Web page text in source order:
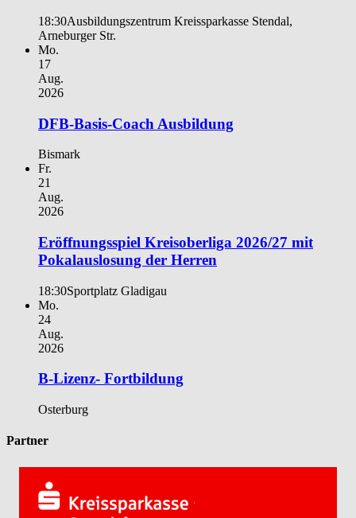
18:30Ausbildungszentrum Kreissparkasse Stendal,
Arneburger Str.
Mo.
17
Aug.
2026
DFB-Basis-Coach Ausbildung
Bismark
Fr.
21
Aug.
2026
Eröffnungsspiel Kreisoberliga 2026/27 mit
Pokalauslosung der Herren
18:30Sportplatz Gladigau
Mo.
24
Aug.
2026
B-Lizenz- Fortbildung
Osterburg
Partner